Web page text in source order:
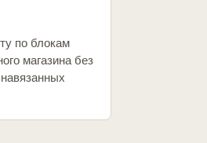
по блокам
магазина без